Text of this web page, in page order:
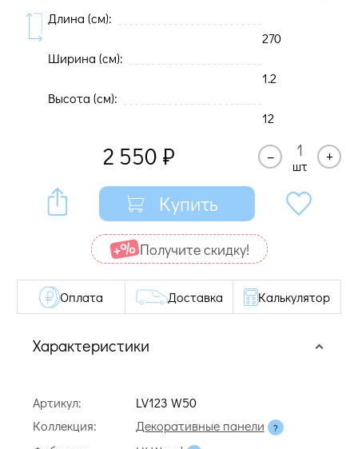
Длина (cм):
270
Ширина (cм):
1.2
Высота (cм):
12
2 550 ₽ –
шт
+
Купить
Получите cкидку!
Характеристики
Артикул:
LV123 W50
Коллекция:
Декоративные панели
Оплата Доставка Калькулятор